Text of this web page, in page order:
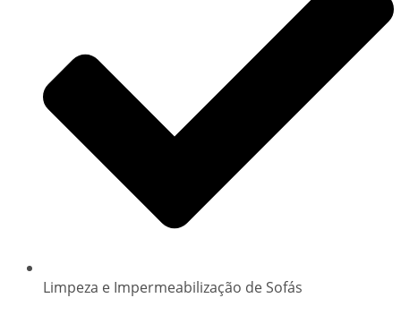
Limpeza e Impermeabilização de Sofás